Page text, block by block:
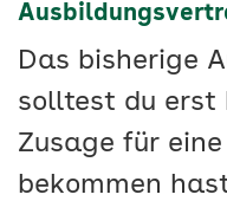
Das bisherige
solltest du erst
Zusage für
bekommen